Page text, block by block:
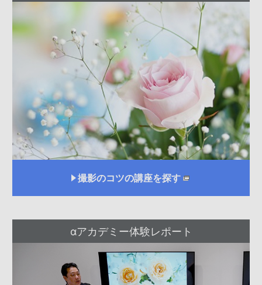
撮影のコツの講座を探す
αアカデミー体験レポート